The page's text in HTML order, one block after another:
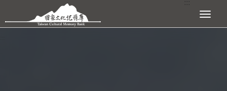
跳到主要內容區塊 展開選單